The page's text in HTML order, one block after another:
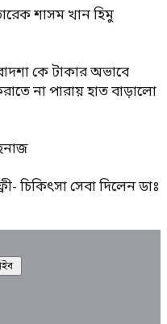
শাসম খান হিমু
কে টাকার অভাবে
না পারায় হাত বাড়ালো
চিকিৎসা সেবা দিলেন ডাঃ